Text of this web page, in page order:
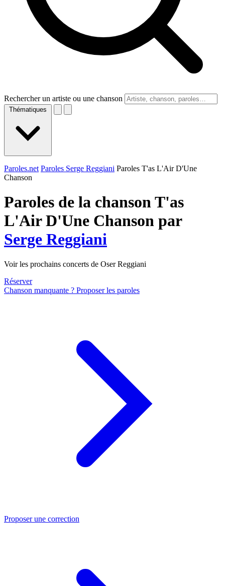
Rechercher un artiste ou une chanson
Thématiques
Paroles.net Paroles Serge Reggiani Paroles T'as L'Air D'Une
Chanson
Paroles de la chanson T'as
L'Air D'Une Chanson par
Serge Reggiani
Voir les prochains concerts de Oser Reggiani
Réserver
Chanson manquante ? Proposer les paroles
Proposer une correction